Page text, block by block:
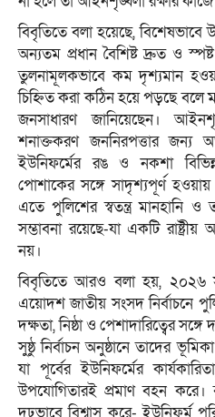
বিবৃতিতে বলা হয়েছে, বিশেষভাবে
অন্যতম প্রধান বৈশিষ্ট দ্রুত ও
তুলনামূলকভাবে কম দৃশ্যমান
চিহ্নিত করা কঠিন হয়ে পড়ছে বলে
জনসাধারণ জানিয়েছেন।
শনাক্তকরণ জননিরপত্তার জন্য
ইউনিফর্মের রঙ ও নকশা বিভিন্ন
পোশাকের সঙ্গে সাদৃশ্যপূর্ণ হওয়ায়
এতে পুলিশের স্বতন্ত্র মানহানি ও
সম্ভাবনা রয়েছে-যা একটি
নয়।
বিবৃতিতে আরও বলা হয়, ২০২৬
এয়োদশ জাতীয় সংসদ নির্বাচনে
দক্ষতা, নিষ্ঠা ও পেশাদারিত্বের
সুষ্ঠু নির্বাচন অনুষ্ঠানে তাদের
যা পূর্বের ইউনিফর্মের
উপযোগিতারই প্রমাণ বহন